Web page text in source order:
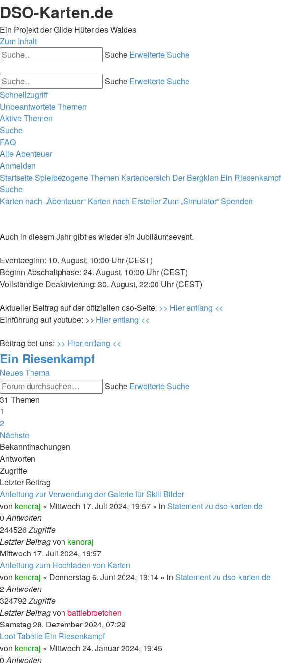
DSO-Karten.de
Ein Projekt der Gilde Hüter des Waldes
Zum Inhalt
Suche Erweiterte Suche
Suche Erweiterte Suche
Schnellzugriff
Unbeantwortete Themen
Aktive Themen
Suche
FAQ
Alle Abenteuer
Anmelden
StartseiteSpielbezogene Themen Kartenbereich Der Bergklan Ein Riesenkampf
Suche
Karten nach „Abenteuer“ Karten nach ErstellerZum „Simulator“Spenden
Auch in diesem Jahr gibt es wieder ein Jubiläumsevent.
Eventbeginn: 10. August, 10:00 Uhr (CEST)
Beginn Abschaltphase: 24. August, 10:00 Uhr (CEST)
Vollständige Deaktivierung: 30. August, 22:00 Uhr (CEST)
Aktueller Beitrag auf der offiziellen dso-Seite: >> Hier entlang <<
Einführung auf youtube: >> Hier entlang <<
Beitrag bei uns: >> Hier entlang <<
Ein Riesenkampf
Neues Thema
Suche Erweiterte Suche
31 Themen
1
2
Nächste
Bekanntmachungen
Antworten
Zugriffe
Letzter Beitrag
Anleitung zur Verwendung der Galerie für Skill Bilder
von kenoraj » Mittwoch 17. Juli 2024, 19:57 » in Statement zu dso-karten.de
0Antworten
244526Zugriffe
Letzter Beitragvon kenoraj
Mittwoch 17. Juli 2024, 19:57
Anleitung zum Hochladen von Karten
von kenoraj » Donnerstag 6. Juni 2024, 13:14 » in Statement zu dso-karten.de
2Antworten
324792Zugriffe
Letzter Beitragvon battlebroetchen
Samstag 28. Dezember 2024, 07:29
Loot Tabelle Ein Riesenkampf
von kenoraj » Mittwoch 24. Januar 2024, 19:45
0Antworten